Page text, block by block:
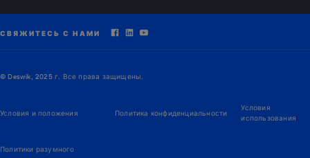
© Deswik, 2025 г. Все права защищены.
Условия и положения Политика конфиденциальности
Условия
использования
Политики разумного
СВЯЖИТЕСЬ С НАМИ